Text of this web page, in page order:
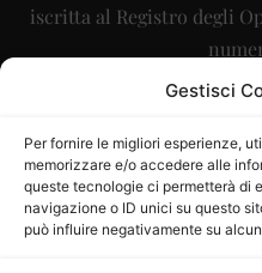
Gestisci
Per fornire le migliori esperienze,
memorizzare e/o accedere alle
queste tecnologie ci permetterà di
navigazione o ID unici su questo
può influire negativamente su
iscritta al Registro degli
Sito gestito daLa